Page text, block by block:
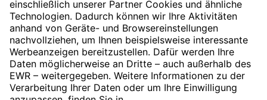
Hotel auswählen
Nürnberg